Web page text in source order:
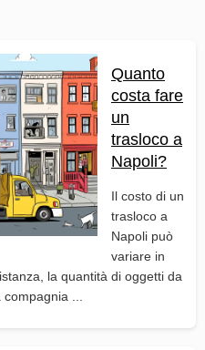
Quanto
costa fare
un
trasloco a
Napoli?
Il costo di un
trasloco a
Napoli può
variare in
la quantità di oggetti da
...